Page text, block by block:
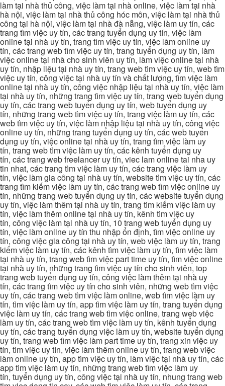
làm tại nhà thủ công, việc làm tại nhà online, việc làm tại nhà
hà nội, việc làm tại nhà thủ công hóc môn, việc làm tại nhà thủ
công tại hà nội, việc làm tại nhà đà nẵng, việc làm uy tín, các
trang tìm việc uy tín, các trang tuyển dụng uy tín, việc làm
online tại nhà uy tín, trang tìm việc uy tín, việc làm online uy
tín, các trang web tìm việc uy tín, trang tuyển dụng uy tín, làm
việc online tại nhà cho sinh viên uy tín, làm việc online tại nhà
uy tín, nhập liệu tại nhà uy tín, trang web tìm việc uy tín, web tìm
việc uy tín, công việc tại nhà uy tín và chất lượng, tìm việc làm
online tại nhà uy tín, công việc nhập liệu tại nhà uy tín, việc làm
tại nhà uy tín, những trang tìm việc uy tín, trang web tuyển dụng
uy tín, các trang web tuyển dụng uy tín, web tuyển dụng uy
tín, những trang web tìm việc uy tín, trang việc làm uy tín, các
web tìm việc uy tín, việc làm nhập liệu tại nhà uy tín, công việc
online uy tín, những trang tuyển dụng uy tín, các web tuyển
dụng uy tín, việc online tại nhà uy tín, trang tìm việc làm uy
tín, trang web tìm việc làm uy tín, các kênh tuyển dụng uy
tín, các trang web freelancer uy tín, viec lam online tai nha uy
tin nhat, các trang tìm việc làm uy tín, các trang việc làm uy
tín, việc làm gia công tại nhà uy tín, website tìm việc uy tín, các
trang tìm kiếm việc làm uy tín, các trang web tìm việc online uy
tín, những trang web tuyển dụng uy tín, các website tuyển dụng
uy tín, việc làm thêm tại nhà uy tín, trang tìm kiếm việc làm uy
tín, việc làm thêm online tại nhà uy tín, kênh tìm việc uy
tín, công việc làm tại nhà uy tín, 10 trang web tuyển dụng uy
tín, việc làm online uy tín thu nhập ổn định, tìm việc online uy
tín, công việc gia công tại nhà uy tín, web việc làm uy tín, trang
kiếm việc làm uy tín, các kênh tìm việc làm uy tín, tìm việc làm
tại nhà uy tín, trang web tìm việc part time uy tín, tìm việc online
tại nhà uy tín, những trang tìm việc uy tín cho sinh viên, top
trang web tuyển dụng uy tín, công việc làm thêm tại nhà uy
tín, các trang tìm việc uy tín cho sinh viên, những web tìm việc
uy tín, các trang web tìm việc làm online, web tìm việc làm uy
tín, tìm việc làm uy tín, app tìm việc làm uy tín, trang tuyển dụng
việc làm uy tín, các trang web tìm việc online, trang web việc
làm uy tín, các trang web tìm việc làm uy tín, kênh tuyển dụng
uy tín, các trang tuyển dụng việc làm uy tín, website tuyển dụng
uy tín, trang web tìm việc làm part time uy tín, trang xin việc uy
tín, tìm việc uy tín, việc làm thêm online uy tín, trang web việc
làm online uy tín, app tìm việc uy tín, làm việc tại nhà uy tín, các
app tìm việc làm uy tín, những trang web tìm việc làm uy
tín, tuyển dụng uy tín, công việc tại nhà uy tín, nhung trang web